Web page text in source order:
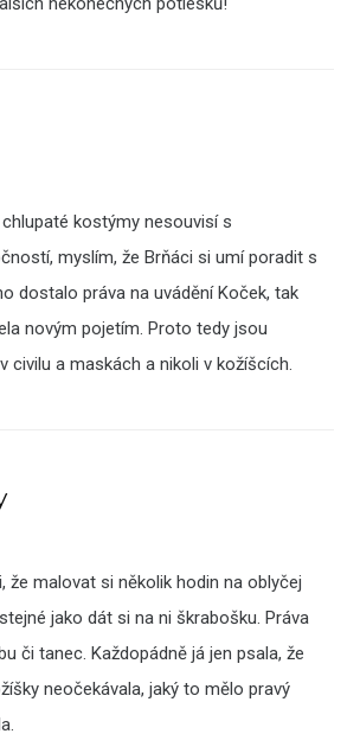
chlupaté kostýmy nesouvisí s
myslím, že Brňáci si umí poradit s
dostalo práva na uvádění Koček, tak
novým pojetím. Proto tedy jsou
civilu a maskách a nikoli v kožíšcích.
že malovat si několik hodin na oblyčej
jako dát si na ni škrabošku. Práva
či tanec. Každopádně já jen psala, že
neočekávala, jaký to mělo pravý